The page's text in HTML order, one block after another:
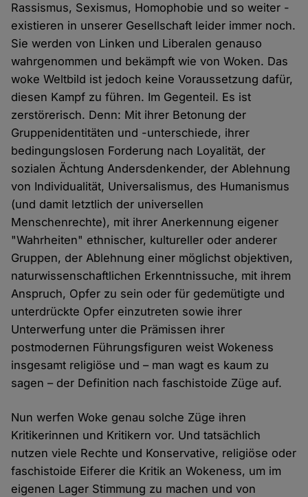
Rassismus, Sexismus, Homophobie und so weiter -
existieren in unserer Gesellschaft leider immer noch.
Sie werden von Linken und Liberalen genauso
wahrgenommen und bekämpft wie von Woken. Das
woke Weltbild ist jedoch keine Voraussetzung dafür,
diesen Kampf zu führen. Im Gegenteil. Es ist
zerstörerisch. Denn: Mit ihrer Betonung der
Gruppenidentitäten und -unterschiede, ihrer
bedingungslosen Forderung nach Loyalität, der
sozialen Ächtung Andersdenkender, der Ablehnung
von Individualität, Universalismus, des Humanismus
(und damit letztlich der universellen
Menschenrechte), mit ihrer Anerkennung eigener
"Wahrheiten" ethnischer, kultureller oder anderer
Gruppen, der Ablehnung einer möglichst objektiven,
naturwissenschaftlichen Erkenntnissuche, mit ihrem
Anspruch, Opfer zu sein oder für gedemütigte und
unterdrückte Opfer einzutreten sowie ihrer
Unterwerfung unter die Prämissen ihrer
postmodernen Führungsfiguren weist Wokeness
insgesamt religiöse und – man wagt es kaum zu
sagen – der Definition nach faschistoide Züge auf.
Nun werfen Woke genau solche Züge ihren
Kritikerinnen und Kritikern vor. Und tatsächlich
nutzen viele Rechte und Konservative, religiöse oder
faschistoide Eiferer die Kritik an Wokeness, um im
eigenen Lager Stimmung zu machen und von